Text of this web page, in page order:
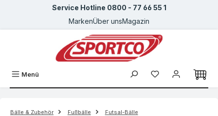
Zum Hauptinhalt springenService Hotline 0800 - 77 66 55 1
MarkenÜber unsMagazin
Menü
Bälle & Zubehör Fußbälle Futsal-Bälle